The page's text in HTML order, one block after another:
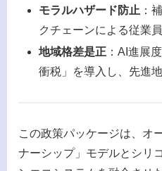
モラルハザード防止 ：
クチェーンによる従業
地域格差是正 ：AI進展
衝税」を導入し、先進
この政策パッケージは、オ
ナーシップ」モデルとシリ